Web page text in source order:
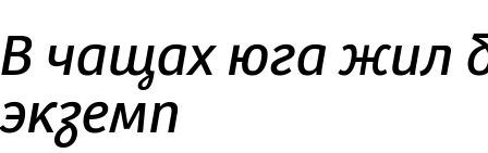
В чащах юга жил
экземп